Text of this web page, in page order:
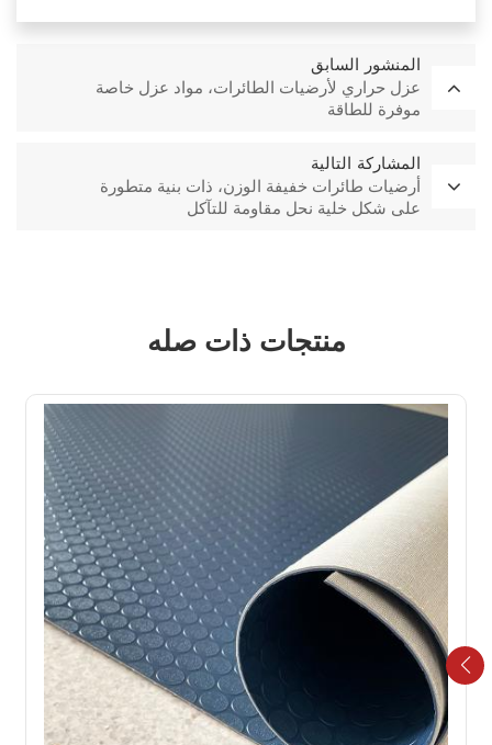
المنشور السابق
عزل حراري لأرضيات الطائرات، مواد عزل خاصة
موفرة للطاقة
المشاركة التالية
أرضيات طائرات خفيفة الوزن، ذات بنية متطورة
على شكل خلية نحل مقاومة للتآكل
منتجات ذات صله